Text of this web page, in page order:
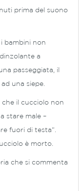
prima del suono
bambini non
a
passeggiata, il
una siepe.
che il cucciolo non
stare male –
fuori di testa“.
è morto.
che si commenta